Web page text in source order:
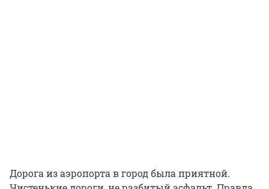
Дорога из аэропорта в город была приятной.